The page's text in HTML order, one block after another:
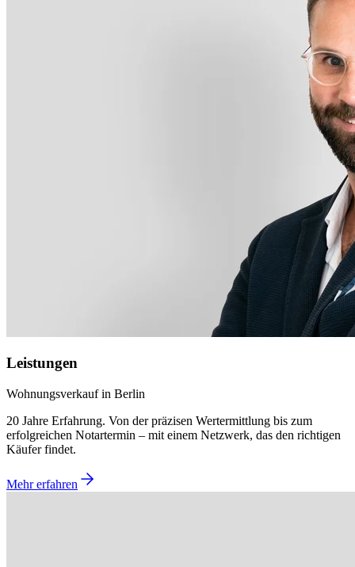
Leistungen
Wohnungsverkauf in Berlin
20 Jahre Erfahrung. Von der präzisen Wertermittlung bis zum
erfolgreichen Notartermin – mit einem Netzwerk, das den richtigen
Käufer findet.
Mehr erfahren